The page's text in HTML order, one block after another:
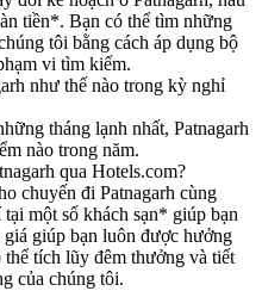
tiền*. Bạn có thể tìm những
tôi bằng cách áp dụng bộ
vi tìm kiếm.
như thế nào trong kỳ nghỉ
tháng lạnh nhất, Patnagarh
nào trong năm.
qua Hotels.com?
chuyến đi Patnagarh cùng
một số khách sạn* giúp bạn
giúp bạn luôn được hưởng
thể tích lũy đêm thưởng và tiết
của chúng tôi.